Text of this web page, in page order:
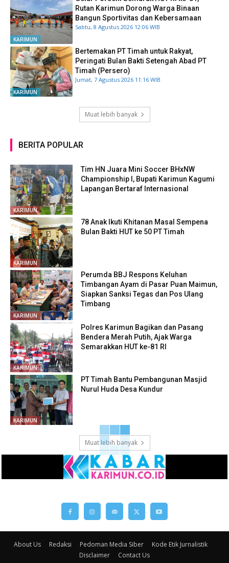
KARIMUN
Rutan Karimun Dorong Warga Binaan
Bangun Sportivitas dan Kebersamaan
Sabtu, 8 Agustus 2026 12:06 WIB
KARIMUN
Bertemakan PT Timah untuk Rakyat,
Peringati Bulan Bakti Setengah Abad PT
Timah (Persero)
Jumat, 7 Agustus 2026 11:16 WIB
Muat lebih banyak
BERITA POPULAR
KARIMUN
Tim HN Juara Mini Soccer BHxNW
Championship I, Bupati Karimun Kagumi
Lapangan Bertaraf Internasional
KARIMUN
78 Anak Ikuti Khitanan Masal Sempena
Bulan Bakti HUT ke 50 PT Timah
KARIMUN
Perumda BBJ Respons Keluhan
Timbangan Ayam di Pasar Puan Maimun,
Siapkan Sanksi Tegas dan Pos Ulang
Timbang
KARIMUN
Polres Karimun Bagikan dan Pasang
Bendera Merah Putih, Ajak Warga
Semarakkan HUT ke-81 RI
KARIMUN
PT Timah Bantu Pembangunan Masjid
Nurul Huda Desa Kundur
Muat lebih banyak
About Us Redaksi Pedoman Media Siber
Kode Etik Jurnalistik
Disclaimer
Contact Us